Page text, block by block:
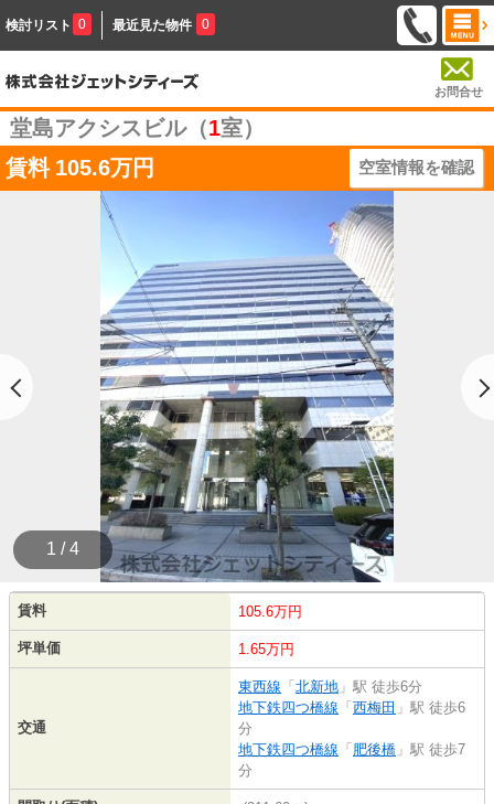
検討リスト 0 最近見た物件 0
お問合せ
堂島アクシスビル（1室）
賃料 105.6万円 空室情報を確認
1 / 4
賃料 105.6万円
坪単価 1.65万円
交通
東西線 「 北新地 」駅 徒歩6分
地下鉄四つ橋線 「 西梅田 」駅 徒歩6
分
地下鉄四つ橋線 「 肥後橋 」駅 徒歩7
分